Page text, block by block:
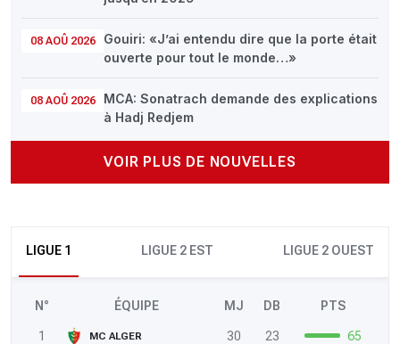
08 AOÛ 2026
Gouiri: «J’ai entendu dire que la porte était
ouverte pour tout le monde…»
08 AOÛ 2026
MCA: Sonatrach demande des explications
à Hadj Redjem
VOIR PLUS DE NOUVELLES
LIGUE 1 LIGUE 2 EST LIGUE 2 OUEST
N° ÉQUIPE MJ DB PTS
1 MC ALGER 30 23
65